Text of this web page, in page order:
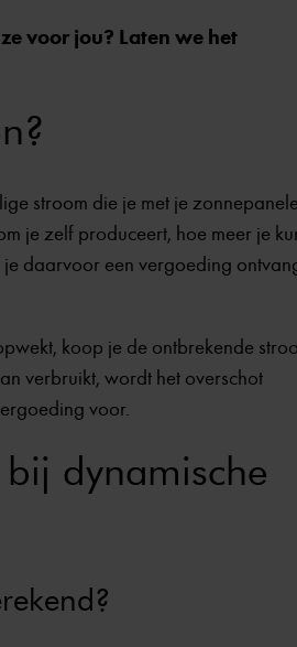
voor jou? Laten we het
stroom die je met je
je zelf produceert, hoe meer je
daarvoor een vergoeding
koop je de ontbrekende
verbruikt, wordt het overschot
voor.
dynamische